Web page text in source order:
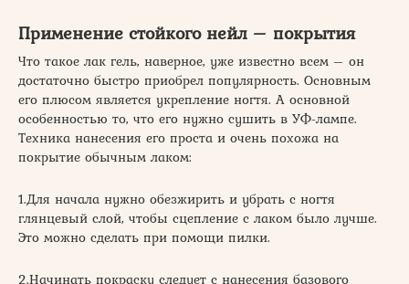
Применение стойкого нейл – покрытия
Что такое лак гель, наверное, уже известно всем – он
достаточно быстро приобрел популярность. Основным
его плюсом является укрепление ногтя. А основной
особенностью то, что его нужно сушить в УФ-лампе.
Техника нанесения его проста и очень похожа на
покрытие обычным лаком:
1.Для начала нужно обезжирить и убрать с ногтя
глянцевый слой, чтобы сцепление с лаком было лучше.
Это можно сделать при помощи пилки.
2.Начинать покраску следует с нанесения базового